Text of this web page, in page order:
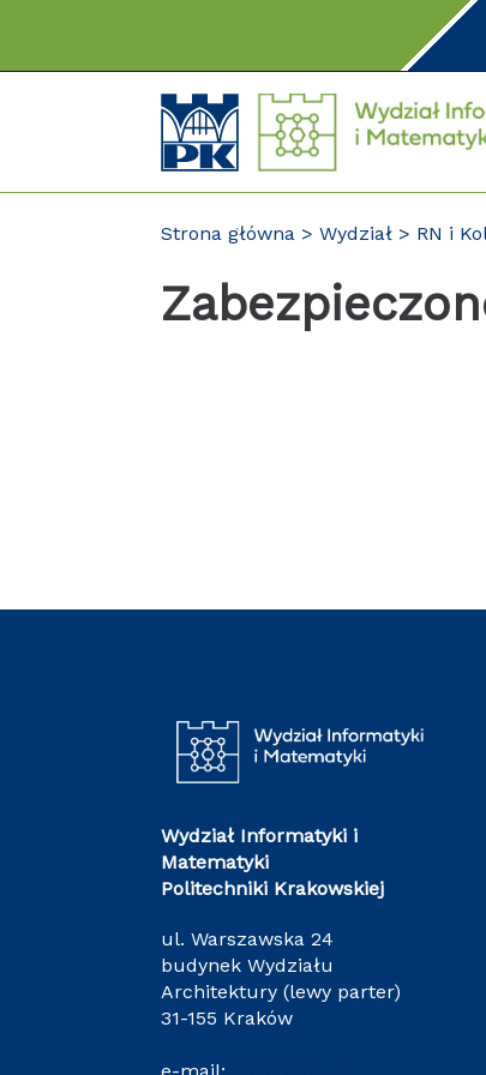
Strona główna Wydział RN i
Wydział Informatyki i
Matematyki
Politechniki Krakowskiej
ul. Warszawska 24
budynek Wydziału
Architektury (lewy parter)
31-155 Kraków